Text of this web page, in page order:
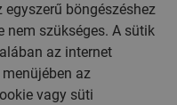
böngészéshez
nem szükséges. A sütik
az internet
az
vagy süti